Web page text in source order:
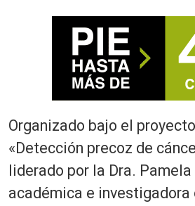
Organizado bajo el
«Detección precoz de
liderado por la Dra. Pamela
académica e investigadora